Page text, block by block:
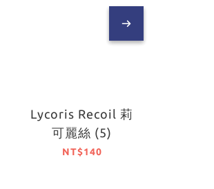
Lycoris Recoil 莉
可麗絲 (5)
NT$140